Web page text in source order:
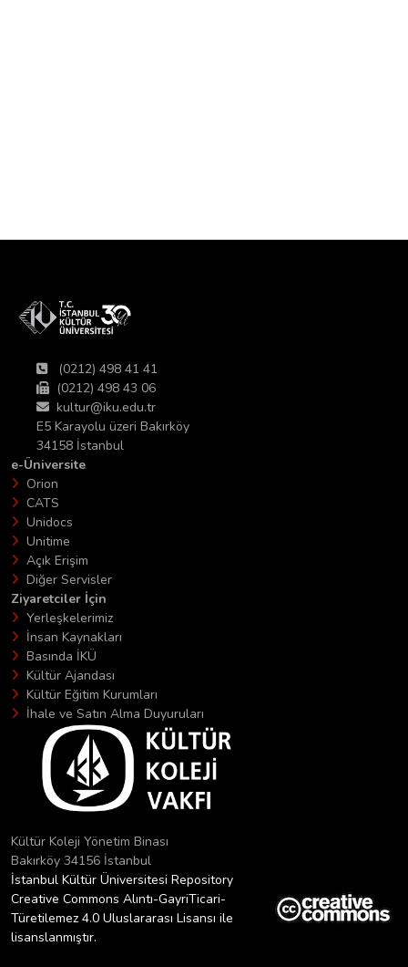
(0212) 498 41 41
(0212) 498 43 06
kultur@iku.edu.tr
E5 Karayolu üzeri Bakırköy
34158 İstanbul
e-Üniversite
Orion
CATS
Unidocs
Unitime
Açık Erişim
Diğer Servisler
Ziyaretciler İçin
Yerleşkelerimiz
İnsan Kaynakları
Basında İKÜ
Kültür Ajandası
Kültür Eğitim Kurumları
İhale ve Satın Alma Duyuruları
Kültür Koleji Yönetim Binası
Bakırköy 34156 İstanbul
İstanbul Kültür Üniversitesi Repository
Creative Commons Alıntı-GayriTicari-
Türetilemez 4.0 Uluslararası Lisansı ile
lisanslanmıştır.